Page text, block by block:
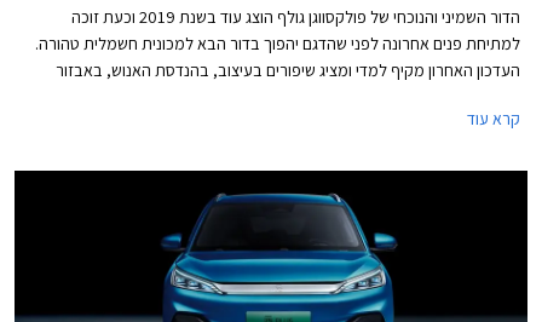
הדור השמיני והנוכחי של פולקסווגן גולף הוצג עוד בשנת 2019 וכעת זוכה
למתיחת פנים אחרונה לפני שהדגם יהפוך בדור הבא למכונית חשמלית טהורה.
העדכון האחרון מקיף למדי ומציג שיפורים בעיצוב, בהנדסת האנוש, באבזור
מוותרת על תיבת ההילוכים הידנית עקב תקנות זיהום האוויר המחמירות בתקן
קרא עוד